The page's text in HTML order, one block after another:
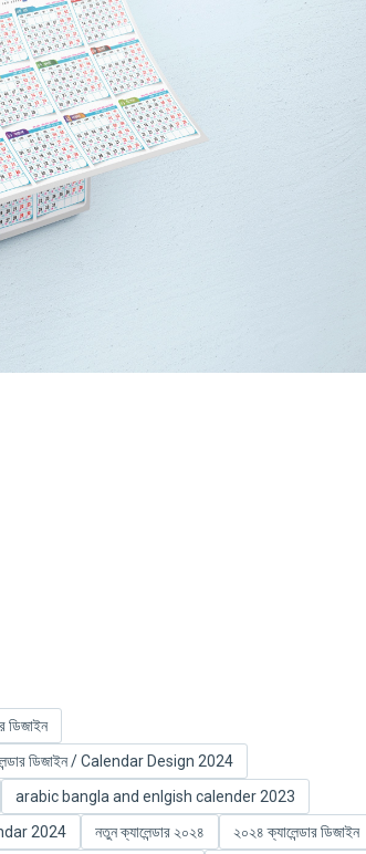
ডিজাইন
ডিজাইন / Calendar Design 2024
arabic bangla and enlgish calender 2023
2024 নতুন ক্যালেন্ডার ২০২৪
২০২৪ ক্যালেন্ডার ডিজাইন